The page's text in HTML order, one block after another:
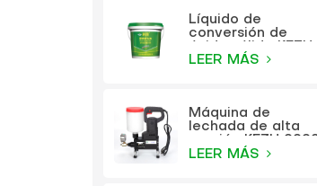
Líquido de
conversión de
(imprimación
LEER MÁS
Máquina de
lechada de alta
LEER MÁS